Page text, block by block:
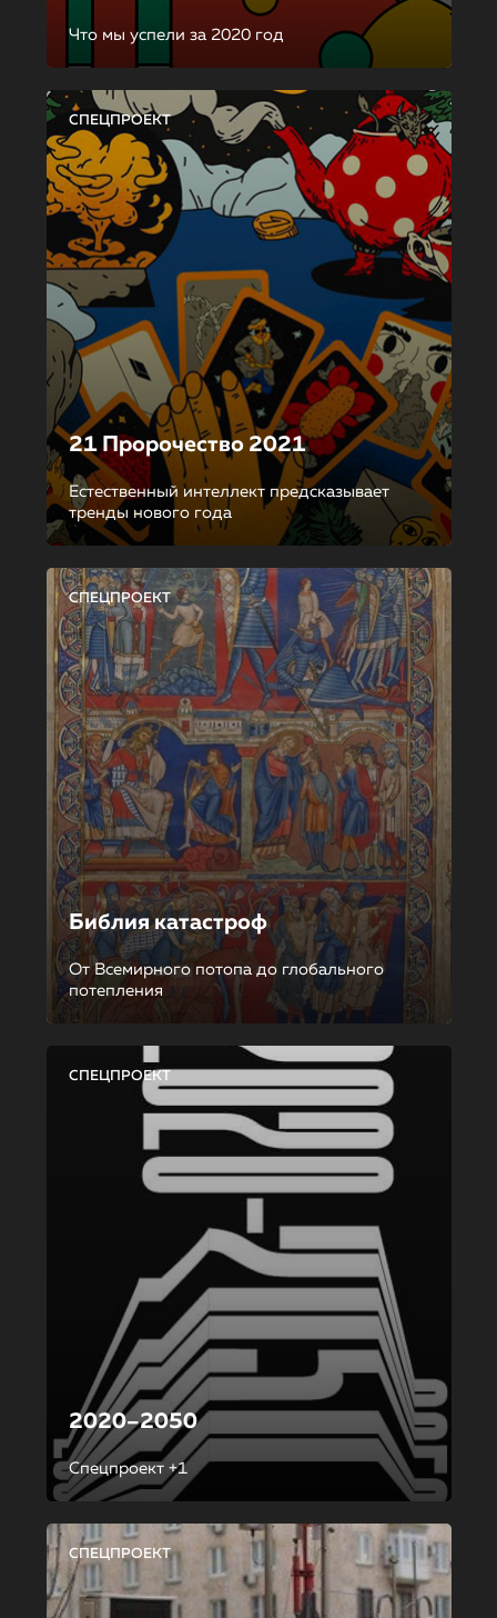
Что мы успели за 2020 год
СПЕЦПРОЕКТ
21 Пророчество 2021
Естественный интеллект предсказывает
тренды нового года
СПЕЦПРОЕКТ
Библия катастроф
От Всемирного потопа до глобального
потепления
СПЕЦПРОЕКТ
2020–2050
Спецпроект +1
СПЕЦПРОЕКТ